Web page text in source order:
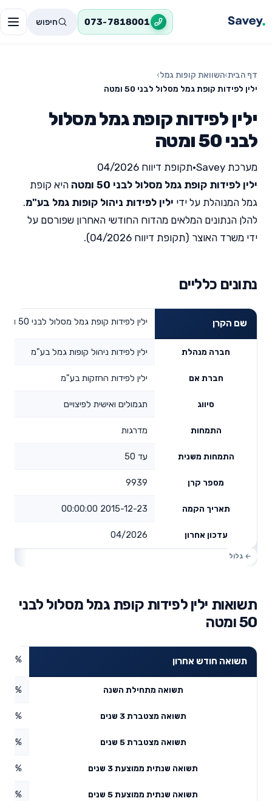
073-7818001 חיפוש
דף הבית›השוואת קופות גמל›
ילין לפידות קופת גמל מסלול לבני 50 ומטה
ילין לפידות קופת גמל מסלול
לבני 50 ומטה
מערכת Savey •תקופת דיווח 04/2026
ילין לפידות קופת גמל מסלול לבני 50 ומטה
היא קופת
גמל המנוהלת על ידי ילין לפידות ניהול קופות גמל בע"מ.
להלן הנתונים המלאים מהדוח החודשי האחרון שפורסם על
ידי משרד האוצר (תקופת דיווח 04/2026).
נתונים כלליים
שם הקרן ילין לפידות קופת גמל מסלול לבני 50 ומטה
חברה מנהלת ילין לפידות ניהול קופות גמל בע"מ
חברת אם ילין לפידות החזקות בע"מ
סיווג תגמולים ואישית לפיצויים
התמחות מדרגות
התמחות משנית עד 50
מספר קרן 9939
תאריך הקמה 2015-12-23 00:00:00
עדכון אחרון 04/2026
תשואות ילין לפידות קופת גמל מסלול לבני
50 ומטה
תשואה חודש אחרון
תשואה מתחילת השנה 4.17%
תשואה מצטברת 3 שנים
תשואה מצטברת 5 שנים
תשואה שנתית ממוצעת 3 שנים
תשואה שנתית ממוצעת 5 שנים